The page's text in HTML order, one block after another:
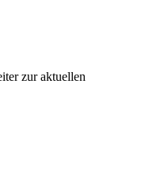
zur aktuellen